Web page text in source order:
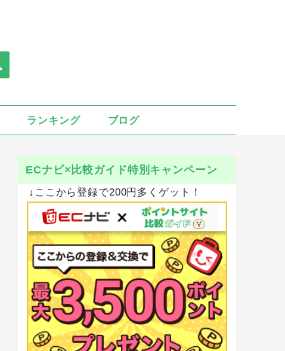
ランキング ブログ
ECナビ×比較ガイド特別キャンペーン
↓ここから登録で200円多くゲット！